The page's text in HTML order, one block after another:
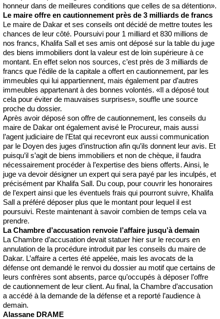
honneur dans de meilleures conditions que celles de sa détention».
Le maire offre en cautionnement près de 3 milliards de francs
Le maire de Dakar et ses conseils ont décidé de mettre toutes les
chances de leur côté. Poursuivi pour 1 milliard et 830 millions de
nos francs, Khalifa Sall et ses amis ont déposé sur la table du juge
des biens immobiliers dont la valeur est de loin supérieure à ce
montant. En effet selon nos sources, c’est près de 3 milliards de
francs que l’édile de la capitale a offert en cautionnement, par les
immeubles qui lui appartiennent, mais également par d’autres
immeubles appartenant à des bonnes volontés. «Il a déposé tout
cela pour éviter de mauvaises surprises», souffle une source
proche du dossier.
Après avoir déposé son offre de cautionnement, les conseils du
maire de Dakar ont également avisé le Procureur, mais aussi
l’agent judiciaire de l’Etat qui recevront eux aussi communication
par le Doyen des juges d’instruction afin qu’ils donnent leur avis. Et
puisqu’il s’agit de biens immobiliers et non de chèque, il faudra
nécessairement procéder à l’expertise des biens offerts. Ainsi, le
juge va devoir désigner un expert qui sera payé par les inculpés, et
précisément par Khalifa Sall. Du coup, pour couvrir les honoraires
de l’expert ainsi que les éventuels frais qui pourront suivre, Khalifa
Sall a préféré déposer plus que le montant pour lequel il est
poursuivi. Reste maintenant à savoir combien de temps cela va
prendre.
La Chambre d’accusation renvoie l’affaire jusqu’à demain
La Chambre d’accusation devait statuer hier sur le recours en
annulation de la procédure introduit par les conseils du maire de
Dakar. L’affaire a certes été appelée, mais les avocats de la
défense ont demandé le renvoi du dossier au motif que certains de
leurs confrères sont absents, parce qu’occupés à déposer l’offre
de cautionnement de leur client. Au final, la Chambre d’accusation
a accédé à la demande de la défense et a reporté l’audience à
demain.
Alassane DRAME